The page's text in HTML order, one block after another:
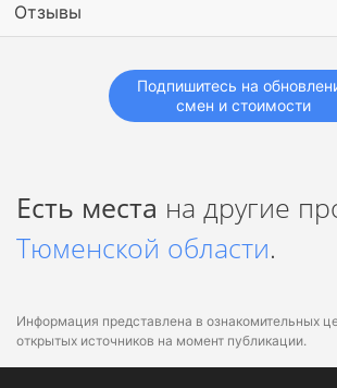
Отзывы
Подпишитесь на
смен и стоимости
Есть места на другие
Тюменской области.
Информация представлена в ознакомительных
открытых источников на момент публикации.